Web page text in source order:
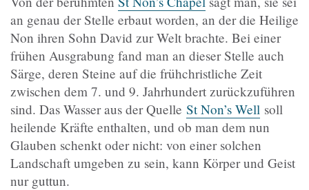
an genau der Stelle erbaut worden, an der die Heilige
Non ihren Sohn David zur Welt brachte. Bei einer
frühen Ausgrabung fand man an dieser Stelle auch
Särge, deren Steine auf die frühchristliche Zeit
zwischen dem 7. und 9. Jahrhundert zurückzuführen
sind. Das Wasser aus der Quelle St Non’s Well soll
heilende Kräfte enthalten, und ob man dem nun
Glauben schenkt oder nicht: von einer solchen
Landschaft umgeben zu sein, kann Körper und Geist
nur guttun.